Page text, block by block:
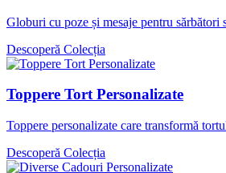
Globuri cu poze și mesaje pentru sărbători
Descoperă Colecția
Toppere Tort Personalizate
Toppere personalizate care transformă
Descoperă Colecția